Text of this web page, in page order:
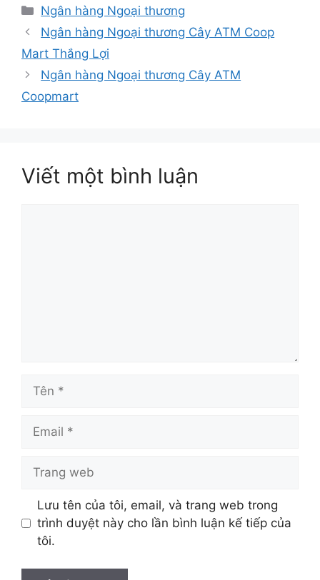
Danh
mục
Ngân hàng Ngoại thương
Ngân hàng Ngoại thương Cây ATM Coop
Mart Thắng Lợi
Ngân hàng Ngoại thương Cây ATM
Coopmart
Viết một bình luận
Tên
Email
Trang
Lưu tên của tôi, email, và trang web trong
trình duyệt này cho lần bình luận kế tiếp của
tôi.